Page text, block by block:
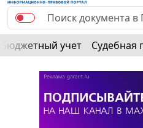
Бюджетный учет Судебная